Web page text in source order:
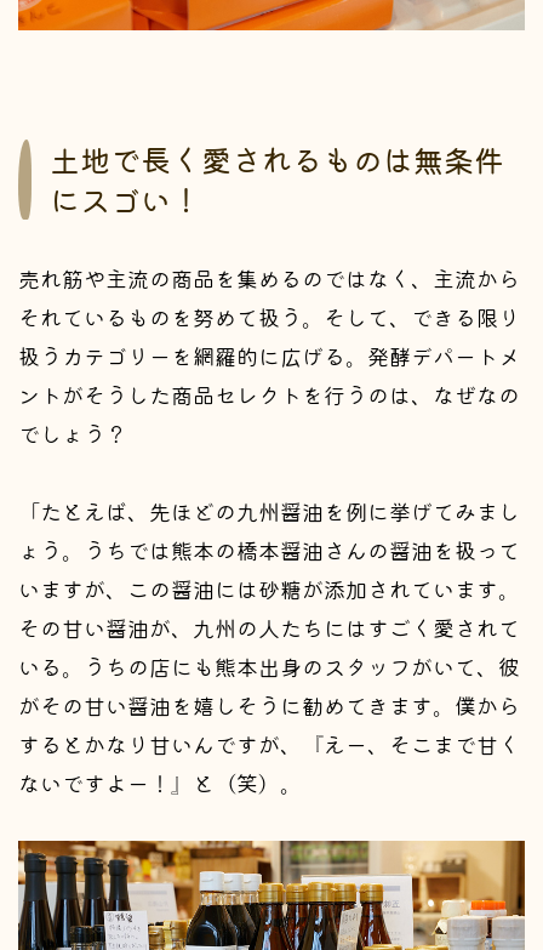
土地で長く愛されるものは無条件
にスゴい！
売れ筋や主流の商品を集めるのではなく、主流から
それているものを努めて扱う。そして、できる限り
扱うカテゴリーを網羅的に広げる。発酵デパートメ
ントがそうした商品セレクトを行うのは、なぜなの
でしょう？
「たとえば、先ほどの九州醤油を例に挙げてみまし
ょう。うちでは熊本の橋本醤油さんの醤油を扱って
いますが、この醤油には砂糖が添加されています。
その甘い醤油が、九州の人たちにはすごく愛されて
いる。うちの店にも熊本出身のスタッフがいて、彼
がその甘い醤油を嬉しそうに勧めてきます。僕から
するとかなり甘いんですが、『えー、そこまで甘く
ないですよー！』と（笑）。